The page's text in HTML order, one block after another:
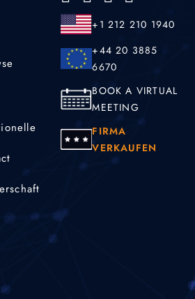
+1 212 210 1940
+44 20 3885
6670
BOOK A VIRTUAL
MEETING
FIRMA
VERKAUFEN